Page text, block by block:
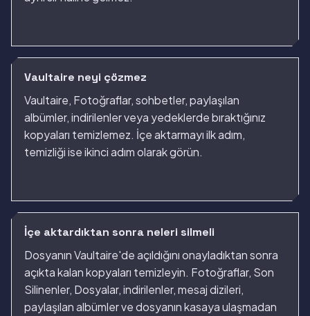
Vaultaire neyi çözmez
Vaultaire, Fotoğraflar, sohbetler, paylaşılan
albümler, indirilenler veya yedeklerde bıraktığınız
kopyaları temizlemez. İçe aktarmayı ilk adım,
temizliği ise ikinci adım olarak görün.
İçe aktardıktan sonra neleri silmeli
Dosyanın Vaultaire'de açıldığını onayladıktan sonra
açıkta kalan kopyaları temizleyin. Fotoğraflar, Son
Silinenler, Dosyalar, indirilenler, mesaj dizileri,
paylaşılan albümler ve dosyanın kasaya ulaşmadan